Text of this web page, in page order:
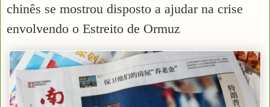
chinês se mostrou disposto a ajudar na crise
envolvendo o Estreito de Ormuz